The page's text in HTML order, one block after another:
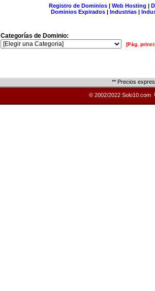
Registro de Dominios| Web Hosting |
Dominios Expirados | Industrias |
Categorías de Dominio:
[Pág.
** Precios
© 2002/2022 Solo10.com